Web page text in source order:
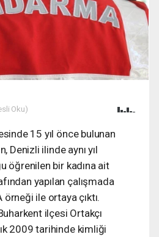
Oku)
15 yıl önce bulunan
Denizli ilinde aynı yıl
öğrenilen bir kadına ait
yapılan çalışmada
örneği ile ortaya çıktı.
ilçesi Ortakçı
2009 tarihinde kimliği